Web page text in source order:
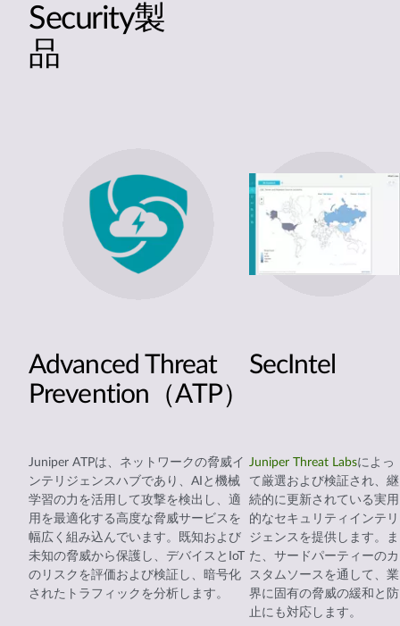
Security製
品
Advanced Threat
Prevention（ATP）
Juniper ATPは、ネットワークの脅威イ
ンテリジェンスハブであり、AIと機械
学習の力を活用して攻撃を検出し、適
用を最適化する高度な脅威サービスを
幅広く組み込んでいます。既知および
未知の脅威から保護し、デバイスとIoT
のリスクを評価および検証し、暗号化
されたトラフィックを分析します。
SecIntel
Juniper Threat Labsによっ
て厳選および検証され、継
続的に更新されている実用
的なセキュリティインテリ
ジェンスを提供します。ま
た、サードパーティーのカ
スタムソースを通して、業
界に固有の脅威の緩和と防
止にも対応します。